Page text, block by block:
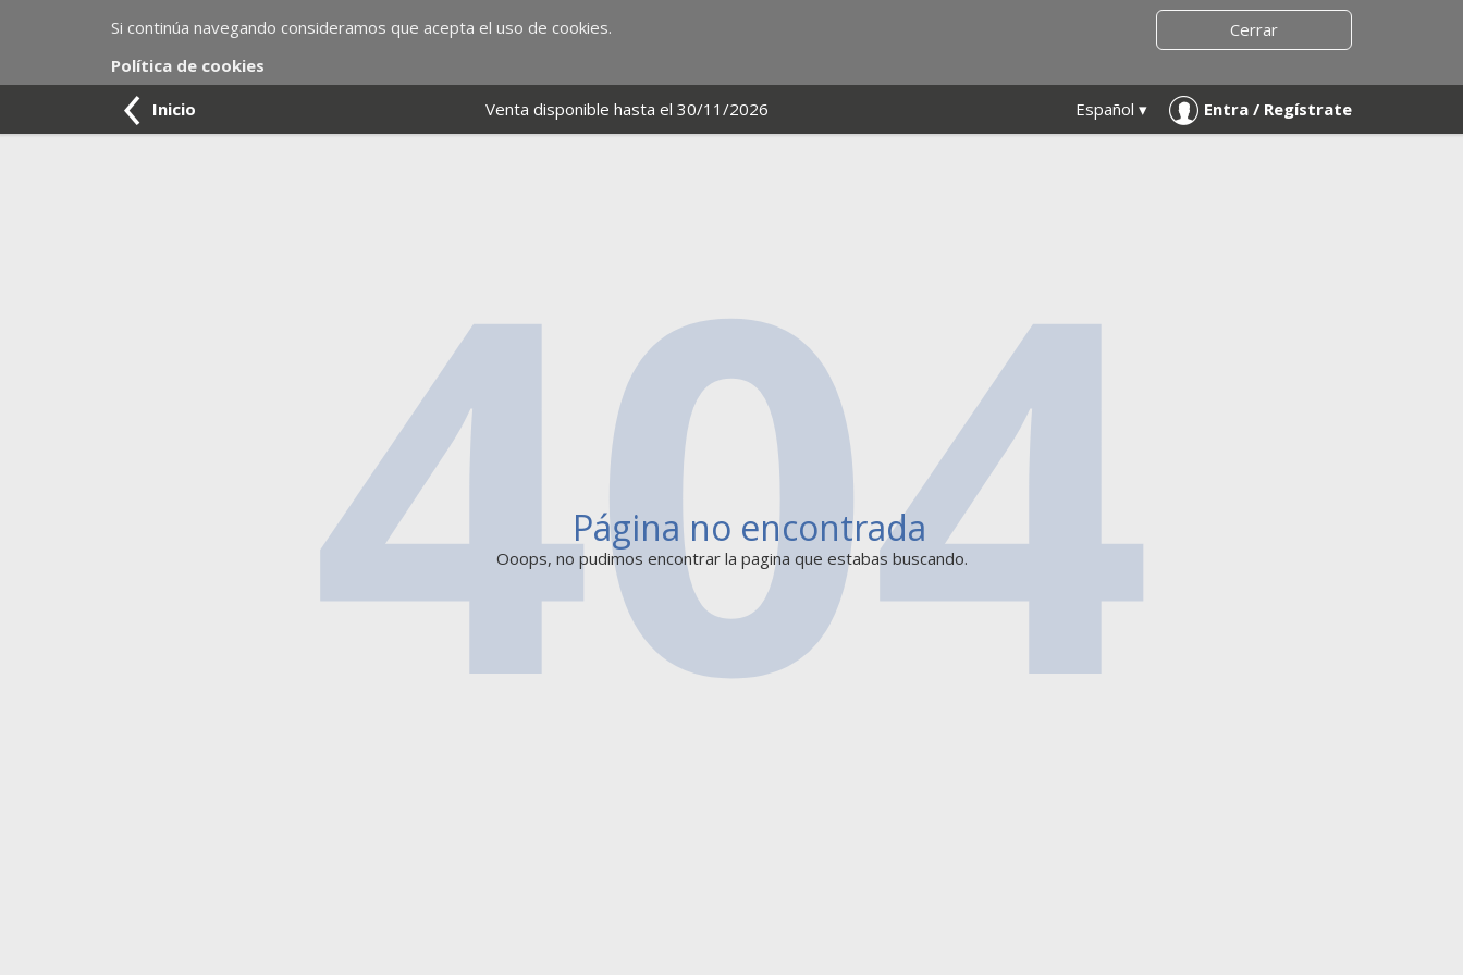
Si continúa navegando consideramos que acepta el uso de cookies.
Política de cookies
Cerrar
Inicio Venta disponible hasta el 30/11/2026 Español ▾ Entra / Regístrate
Página no encontrada
Ooops, no pudimos encontrar la pagina que estabas buscando.